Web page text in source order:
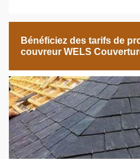
Bénéficiez des tarifs de
couvreur WELS